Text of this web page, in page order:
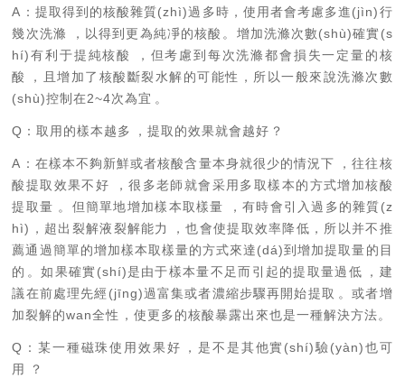
A ： 提取得到的核酸雜質(zhì)過多時，使用者會考慮多進(jìn)行
幾次洗滌，以得到更為純凈的核酸。增加洗滌次數(shù)確實(s
hí)有利于提純核酸，但考慮到每次洗滌都會損失一定量的核
酸，且增加了核酸斷裂水解的可能性， 所以一般來說洗滌次數
(shù)控制在2~4次為宜 。
Q ：取用的樣本越多，提取的效果就會越好？
A ： 在樣本不夠新鮮或者核酸含量本身就很少的情況下，往往核
酸提取效果不好，很多老師就會采用多取樣本的方式增加核酸
提取量。 但簡單地增加樣本取樣量，有時會引入過多的雜質(z
hì)，超出裂解液裂解能力，也會使提取效率降低，所以 并不推
薦通過簡單的增加樣本取樣量的方式來達(dá)到增加提取量的目
的。如果確實(shí)是由于樣本量不足而引起的提取量過低，建
議在前處理先經(jīng)過富集或者濃縮步驟再開始提取。或者增
加裂解的wan全性，使更多的核酸暴露出來也是一種解決方法。
Q ：某一種磁珠使用效果好，是不是其他實(shí)驗(yàn)也可
用？